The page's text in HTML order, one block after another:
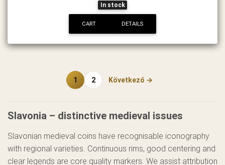
In stock
CART DETAILS
1 2 Következő →
Slavonia – distinctive medieval issues
Slavonian medieval coins have recognisable iconography
with regional varieties. Continuous rims, good centering and
clear legends are core quality markers. We assist attribution